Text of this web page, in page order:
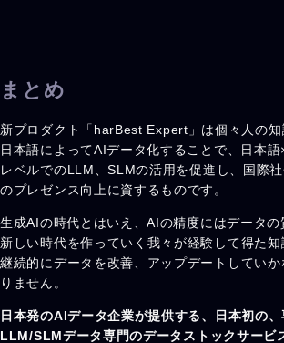
まとめ
新プロダクト「harBest Expert」は個々人の
日本語によってAIデータ化することで、日本
レベルでのLLM、SLMの活用を促進し、国際
のプレゼンス向上に資するものです。
生成AIの時代とはいえ、AIの精度にはデータの
新しい時代を作っていく我々が経験して得た
継続的にデータを改善、アップデートしてい
りません。
日本発のAIデータ企業が提供する、日本初の
LLM/SLMデータ専門のデータストックサー